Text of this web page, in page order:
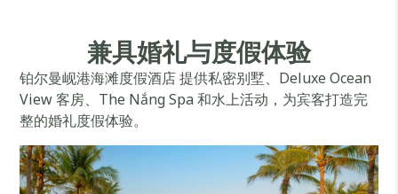
兼具婚礼与度假体验
铂尔曼岘港海滩度假酒店 提供私密别墅、Deluxe Ocean
View 客房、The Nắng Spa 和水上活动，为宾客打造完
整的婚礼度假体验。